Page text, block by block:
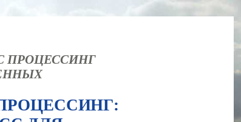
ПРОЦЕССИНГ